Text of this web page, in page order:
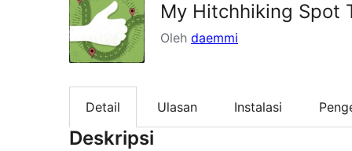
My Hitchhiking Spot
Oleh daemmi
Detail Ulasan Instalasi
Deskripsi